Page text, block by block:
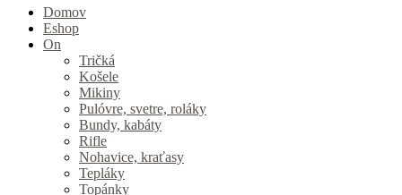
Domov
Eshop
On
Tričká
Košele
Mikiny
Pulóvre, svetre, roláky
Bundy, kabáty
Rifle
Nohavice, kraťasy
Tepláky
Topánky